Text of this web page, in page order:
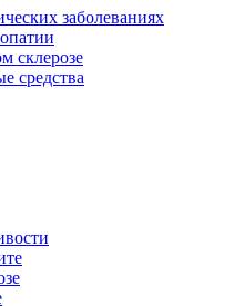
заболеваниях
склерозе
средства